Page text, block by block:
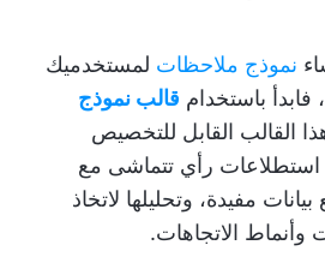
نموذج ملاحظات لمستخدميك
باستخدام قالب نموذج
القالب القابل للتخصيص
استطلاعات رأي تتماشى مع
مفيدة، وتحليلها لاتخاذ
وأنماط الاتجاهات.